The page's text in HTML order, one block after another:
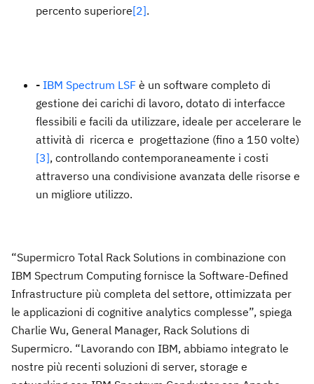
percento superiore[2].
- IBM Spectrum LSF è un software completo di
gestione dei carichi di lavoro, dotato di interfacce
flessibili e facili da utilizzare, ideale per accelerare le
attività di ricerca e progettazione (fino a 150 volte)
[3], controllando contemporaneamente i costi
attraverso una condivisione avanzata delle risorse e
un migliore utilizzo.
“Supermicro Total Rack Solutions in combinazione con
IBM Spectrum Computing fornisce la Software-Defined
Infrastructure più completa del settore, ottimizzata per
le applicazioni di cognitive analytics complesse”, spiega
Charlie Wu, General Manager, Rack Solutions di
Supermicro. “Lavorando con IBM, abbiamo integrato le
nostre più recenti soluzioni di server, storage e